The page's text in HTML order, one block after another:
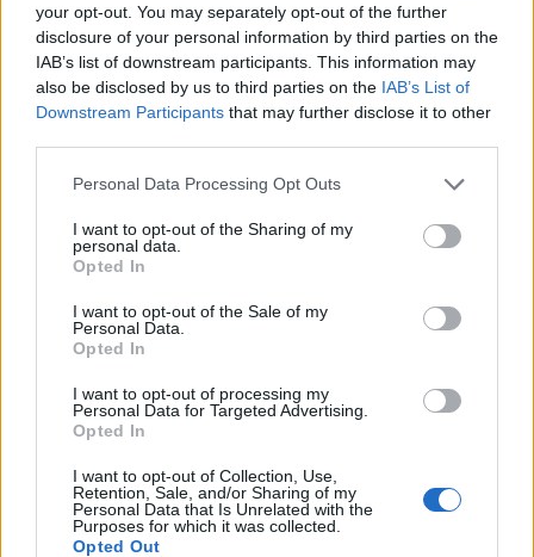
your opt-out. You may separately opt-out of the further
disclosure of your personal information by third parties on the
IAB’s list of downstream participants. This information may
also be disclosed by us to third parties on the IAB’s List of
Downstream Participants that may further disclose it to other
Please note that this website/app uses one or more Google
not limited to your visit or usage behaviour. You may click to
grant or deny consent to Google and its third-party tags to
use your data for below specified purposes in below Google
consent section.
Personal Data Processing Opt Outs
I want to opt-out of the Sharing of my
personal data.
Opted In
I want to opt-out of the Sale of my
Personal Data.
Opted In
I want to opt-out of processing my
Personal Data for Targeted Advertising.
Opted In
I want to opt-out of Collection, Use,
Retention, Sale, and/or Sharing of my
Personal Data that Is Unrelated with the
Purposes for which it was collected.
Opted Out
Continua a leggere
NERD NEWS